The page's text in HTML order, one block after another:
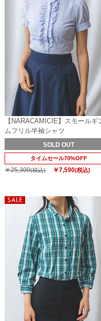
【NARACAMICIE】スモールギ
ムフリル半袖シャツ
SOLD OUT
タイムセール70%OFF
￥25,300(税込) ￥7,590(税込)